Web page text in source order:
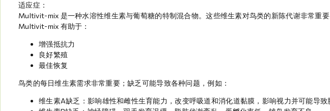
适应症：
Multivit-mix 是一种水溶性维生素与葡萄糖的特制混合物。这些维生素对鸟类的新陈代谢非常重要
Multivit-mix 有助于：
增强抵抗力
良好繁殖
最佳恢复
鸟类的每日维生素需求非常重要；缺乏可能导致各种问题，例如：
维生素A缺乏：影响雄性和雌性生育能力，改变呼吸道和消化道黏膜，影响视力并可能导致